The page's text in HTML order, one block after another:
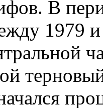
В
1979